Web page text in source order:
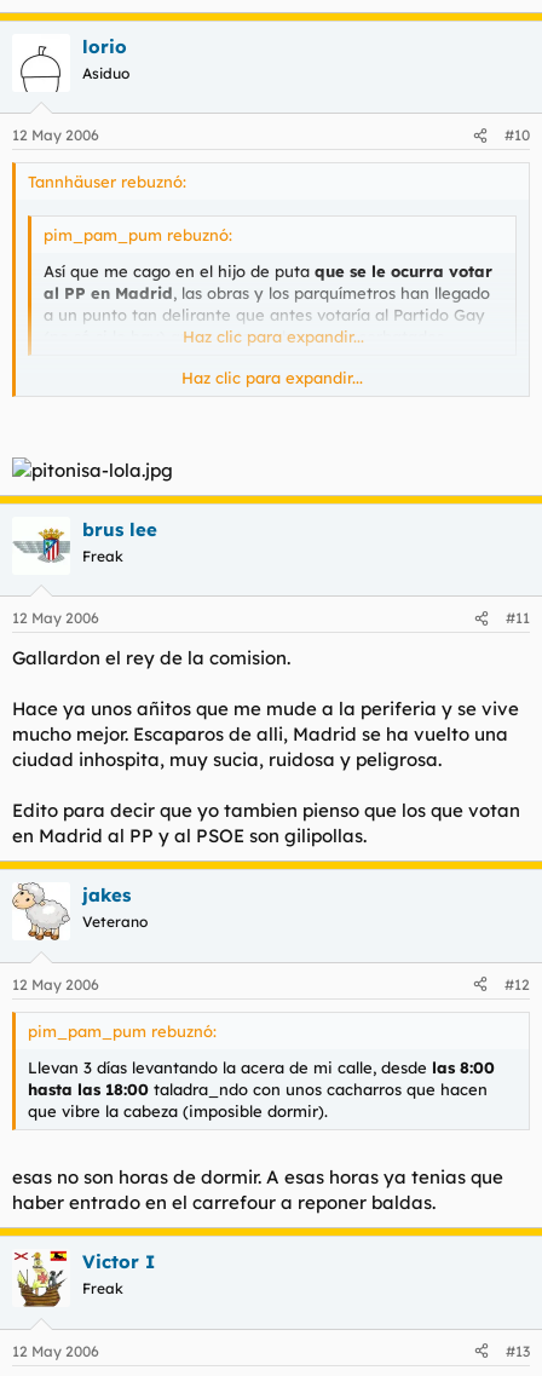
lorio
Asiduo
12 May 2006 #10
Tannhäuser rebuznó:
pim_pam_pum rebuznó:
Así que me cago en el hijo de puta que se le ocurra votar
al PP en Madrid, las obras y los parquímetros han llegado
a un punto tan delirante que antes votaría al Partido Gay
(no sé si lo hay) que a estos cabrones encorbatados.
Haz clic para expandir...
Dios te libre de votar al PSOE, ten seguro que si ganan la cosa
Haz clic para expandir...
brus lee
Freak
12 May 2006 #11
Gallardon el rey de la comision.
Hace ya unos añitos que me mude a la periferia y se vive
mucho mejor. Escaparos de alli, Madrid se ha vuelto una
ciudad inhospita, muy sucia, ruidosa y peligrosa.
Edito para decir que yo tambien pienso que los que votan
en Madrid al PP y al PSOE son gilipollas.
jakes
Veterano
12 May 2006 #12
pim_pam_pum rebuznó:
Llevan 3 días levantando la acera de mi calle, desde las 8:00
hasta las 18:00 taladra_ndo con unos cacharros que hacen
que vibre la cabeza (imposible dormir).
esas no son horas de dormir. A esas horas ya tenias que
haber entrado en el carrefour a reponer baldas.
Victor I
Freak
12 May 2006 #13